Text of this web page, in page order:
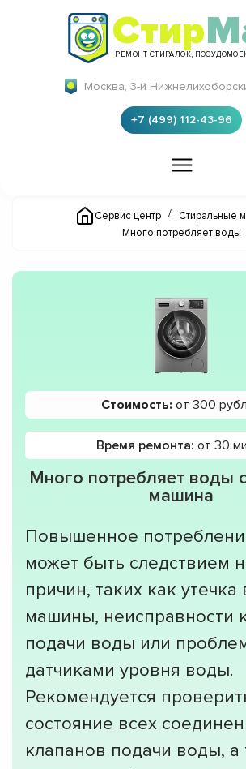
Стир
РЕМОНТ СТИРАЛОК,
Москва, 3-й
+7 (499) 112-43-96
Сервис центр / Стиральные
Много потребляет воды
Много потребляет воды
машина
Повышенное
может быть следствием
причин, таких как
машины, неисправности
подачи воды или
датчиками уровня воды.
Рекомендуется
состояние всех
клапанов подачи воды, а
Стоимость: от 300
Время ремонта: от 30